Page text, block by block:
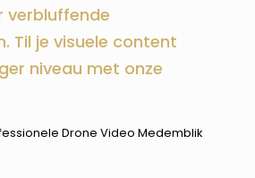
verbluffende
Til je visuele content
niveau met onze
Drone Video Medemblik